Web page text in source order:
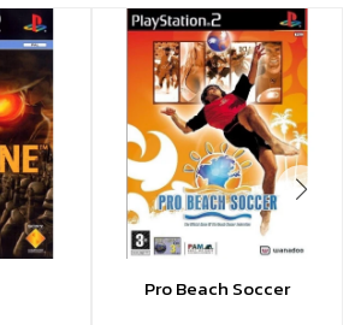
Pro Beach Soccer